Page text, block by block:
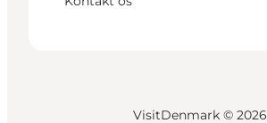
VisitDenmark © 2026